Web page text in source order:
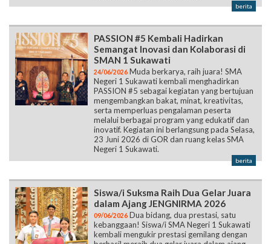
berita
PASSION #5 Kembali Hadirkan
Semangat Inovasi dan Kolaborasi di
SMAN 1 Sukawati
24/06/2026 Muda berkarya, raih juara! SMA
Negeri 1 Sukawati kembali menghadirkan
PASSION #5 sebagai kegiatan yang bertujuan
mengembangkan bakat, minat, kreativitas,
serta memperluas pengalaman peserta
melalui berbagai program yang edukatif dan
inovatif. Kegiatan ini berlangsung pada Selasa,
23 Juni 2026 di GOR dan ruang kelas SMA
Negeri 1 Sukawati.
berita
Siswa/i Suksma Raih Dua Gelar Juara
dalam Ajang JENGNIRMA 2026
09/06/2026 Dua bidang, dua prestasi, satu
kebanggaan! Siswa/i SMA Negeri 1 Sukawati
kembali mengukir prestasi gemilang dengan